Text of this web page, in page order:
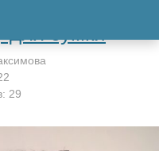
классу
для сумки
29